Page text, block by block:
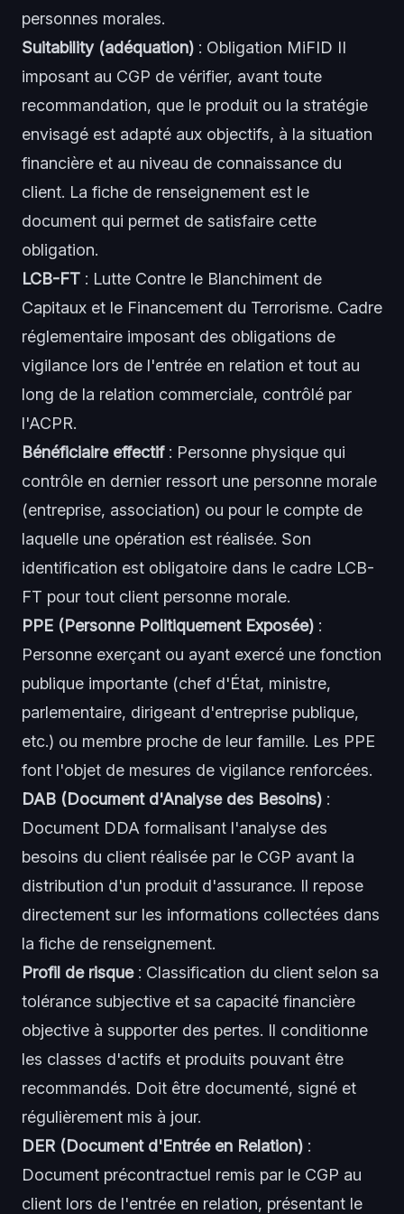
personnes morales.
Suitability (adéquation) : Obligation MiFID II
imposant au CGP de vérifier, avant toute
recommandation, que le produit ou la stratégie
envisagé est adapté aux objectifs, à la situation
financière et au niveau de connaissance du
client. La fiche de renseignement est le
document qui permet de satisfaire cette
obligation.
LCB-FT : Lutte Contre le Blanchiment de
Capitaux et le Financement du Terrorisme. Cadre
réglementaire imposant des obligations de
vigilance lors de l'entrée en relation et tout au
long de la relation commerciale, contrôlé par
l'ACPR.
Bénéficiaire effectif: Personne physique qui
contrôle en dernier ressort une personne morale
(entreprise, association) ou pour le compte de
laquelle une opération est réalisée. Son
identification est obligatoire dans le cadre LCB-
FT pour tout client personne morale.
PPE (Personne Politiquement Exposée) :
Personne exerçant ou ayant exercé une fonction
publique importante (chef d'État, ministre,
parlementaire, dirigeant d'entreprise publique,
etc.) ou membre proche de leur famille. Les PPE
font l'objet de mesures de vigilance renforcées.
DAB (Document d'Analyse des Besoins) :
Document DDA formalisant l'analyse des
besoins du client réalisée par le CGP avant la
distribution d'un produit d'assurance. Il repose
directement sur les informations collectées dans
la fiche de renseignement.
Profil de risque: Classification du client selon sa
tolérance subjective et sa capacité financière
objective à supporter des pertes. Il conditionne
les classes d'actifs et produits pouvant être
recommandés. Doit être documenté, signé et
régulièrement mis à jour.
DER (Document d'Entrée en Relation) :
Document précontractuel remis par le CGP au
client lors de l'entrée en relation, présentant le